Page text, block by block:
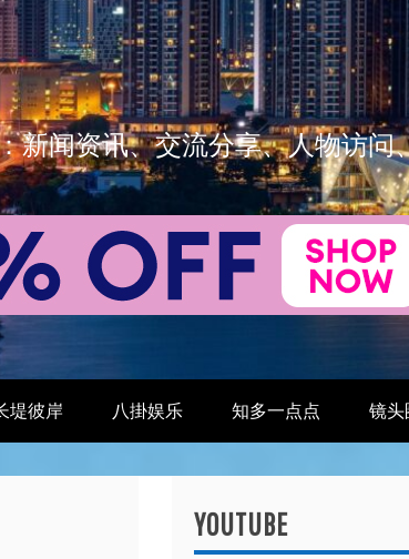
新闻资讯、交流分享、人物访问
堤彼岸 八掛娱乐 知多一点点 镜头
YOUTUBE